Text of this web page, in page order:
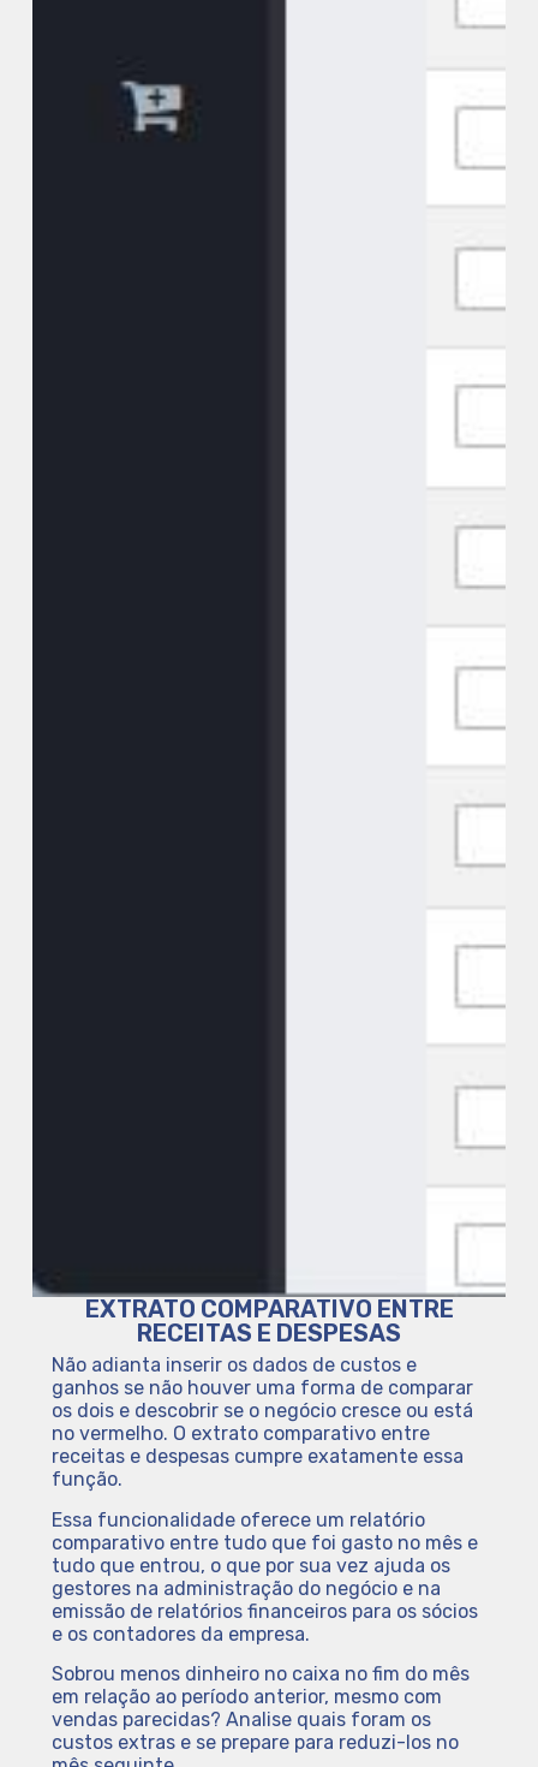
EXTRATO COMPARATIVO ENTRE
RECEITAS E DESPESAS
Não adianta inserir os dados de custos e
ganhos se não houver uma forma de comparar
os dois e descobrir se o negócio cresce ou está
no vermelho. O extrato comparativo entre
receitas e despesas cumpre exatamente essa
função.
Essa funcionalidade oferece um relatório
comparativo entre tudo que foi gasto no mês e
tudo que entrou, o que por sua vez ajuda os
gestores na administração do negócio e na
emissão de relatórios financeiros para os sócios
e os contadores da empresa.
Sobrou menos dinheiro no caixa no fim do mês
em relação ao período anterior, mesmo com
vendas parecidas? Analise quais foram os
custos extras e se prepare para reduzi-los no